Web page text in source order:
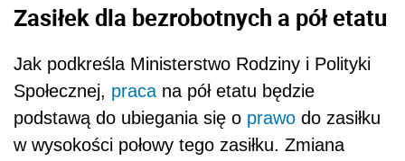
Zasiłek dla bezrobotnych a pół etatu
Jak podkreśla Ministerstwo Rodziny i Polityki
Społecznej, pracana pół etatu będzie
podstawą do ubiegania się o prawo do zasiłku
w wysokości połowy tego zasiłku. Zmiana